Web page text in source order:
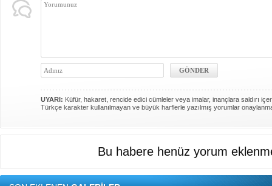
UYARI: Küfür, hakaret, rencide edici cümleler veya imalar, inançlara saldırı
Türkçe karakter kullanılmayan ve büyük harflerle yazılmış yorumlar
Bu habere henüz yorum